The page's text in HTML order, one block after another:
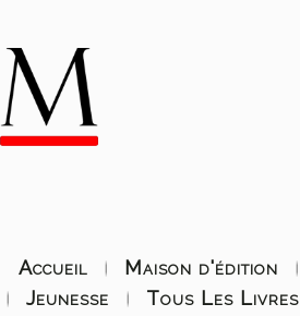
Accueil Maison d'édition
Jeunesse
Tous Les Livres